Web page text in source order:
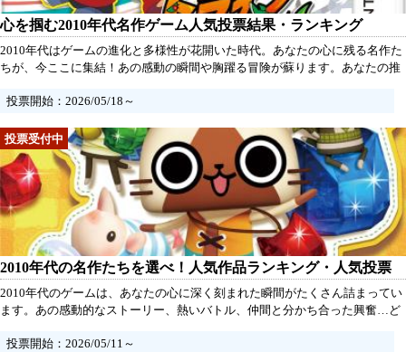
心を掴む2010年代名作ゲーム人気投票結果・ランキング
2010年代はゲームの進化と多様性が花開いた時代。あなたの心に残る名作た
ちが、今ここに集結！あの感動の瞬間や胸躍る冒険が蘇ります。あなたの推
さあ、あなたの一票で名作を応援しよう！
投票開始：2026/05/18～
2010年代の名作たちを選べ！人気作品ランキング・人気投票
2010年代のゲームは、あなたの心に深く刻まれた瞬間がたくさん詰まってい
ます。あの感動的なストーリー、熱いバトル、仲間と分かち合った興奮…ど
みんなの想いが集まれば、あの時代の宝物が新たに輝き出します。あなたの
投票開始：2026/05/11～